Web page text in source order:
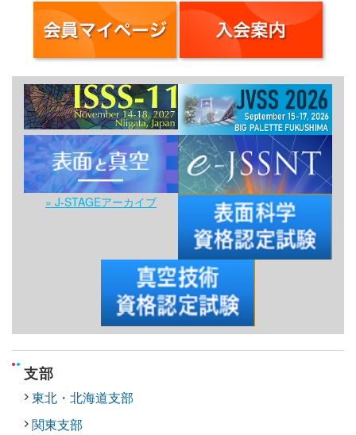
» J-STAGEアーカイブ
支部
東北・北海道支部
関東支部